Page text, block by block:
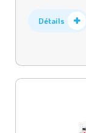
Détails